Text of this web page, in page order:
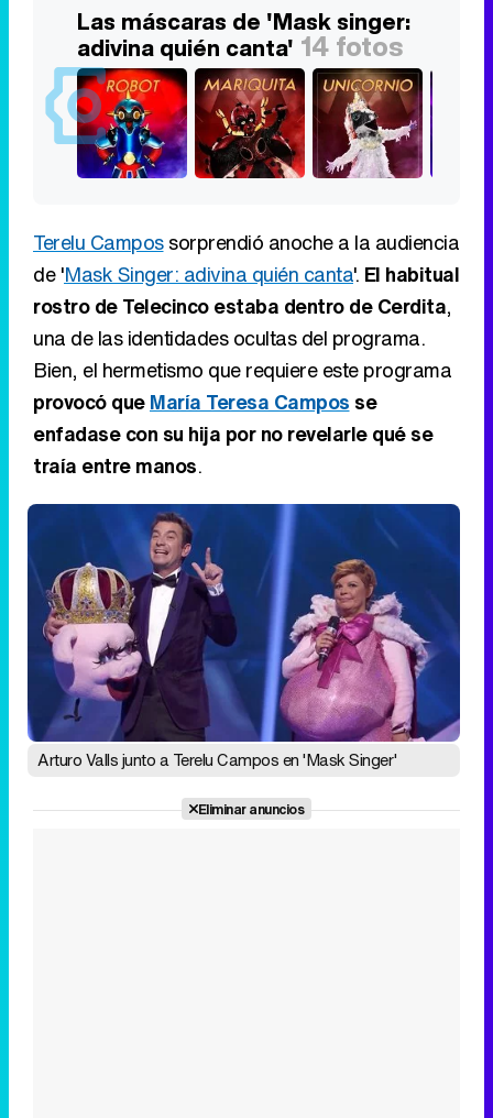
Las máscaras de 'Mask singer:
adivina quién canta' 14 fotos
Terelu Campossorprendió anoche a la audiencia
de 'Mask Singer: adivina quién canta'. El habitual
rostro de Telecinco estaba dentro de Cerdita,
una de las identidades ocultas del programa.
Bien, el hermetismo que requiere este programa
provocó queMaría Teresa Campos se
enfadase con su hija por no revelarle qué se
traía entre manos.
Arturo Valls junto a Terelu Campos en 'Mask Singer'
Eliminar anuncios